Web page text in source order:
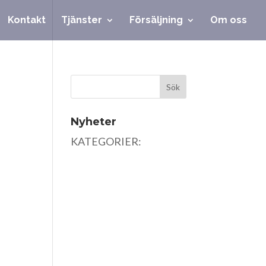
Kontakt Tjänster Försäljning Om oss
Nyheter
KATEGORIER: